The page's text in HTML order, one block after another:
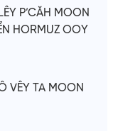
P’CĂH MOON
HORMUZ OOY
VÊY TA MOON